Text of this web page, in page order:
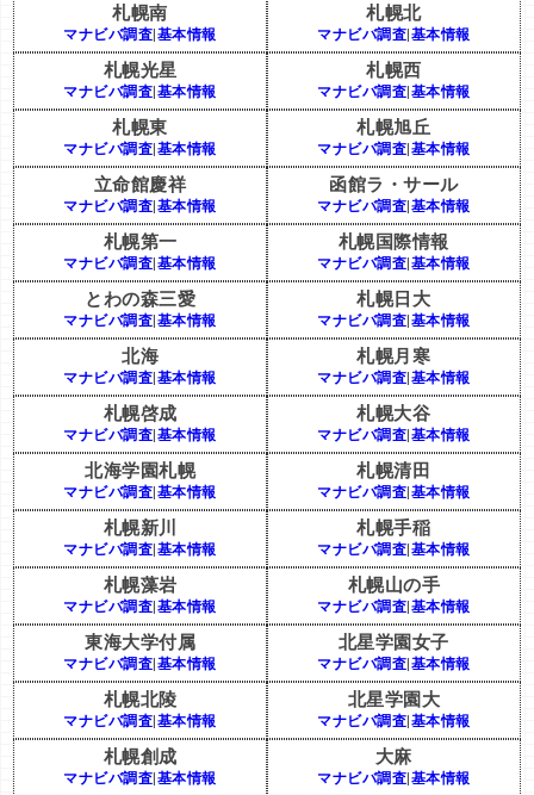
札幌南
マナビバ調査 基本情報
札幌北
マナビバ調査 基本情報
札幌光星
マナビバ調査 基本情報
札幌西
マナビバ調査 基本情報
札幌東
マナビバ調査 基本情報
札幌旭丘
マナビバ調査 基本情報
立命館慶祥
マナビバ調査 基本情報
函館ラ・サール
マナビバ調査 基本情報
札幌第一
マナビバ調査 基本情報
札幌国際情報
マナビバ調査 基本情報
とわの森三愛
マナビバ調査 基本情報
札幌日大
マナビバ調査 基本情報
北海
マナビバ調査 基本情報
札幌月寒
マナビバ調査 基本情報
札幌啓成
マナビバ調査 基本情報
札幌大谷
マナビバ調査 基本情報
北海学園札幌
マナビバ調査 基本情報
札幌清田
マナビバ調査 基本情報
札幌新川
マナビバ調査 基本情報
札幌手稲
マナビバ調査 基本情報
札幌藻岩
マナビバ調査 基本情報
札幌山の手
マナビバ調査 基本情報
東海大学付属
マナビバ調査 基本情報
北星学園女子
マナビバ調査 基本情報
札幌北陵
マナビバ調査 基本情報
北星学園大
マナビバ調査 基本情報
札幌創成
マナビバ調査 基本情報
大麻
マナビバ調査 基本情報